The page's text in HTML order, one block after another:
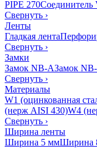
PIPE 270Соединитель
Свернуть ›
Ленты
Гладкая лента
Свернуть ›
Замки
Замок NB-AЗамок
Свернуть ›
Материалы
W1 (оцинкованная
(нерж AISI 430)W4
Свернуть ›
Ширина ленты
Ширина 5 ммШирина